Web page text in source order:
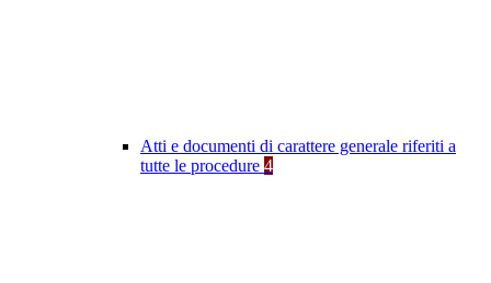
Atti e documenti di carattere generale riferiti a
tutte le procedure 4